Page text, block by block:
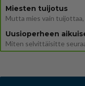
Miesten tuijotus